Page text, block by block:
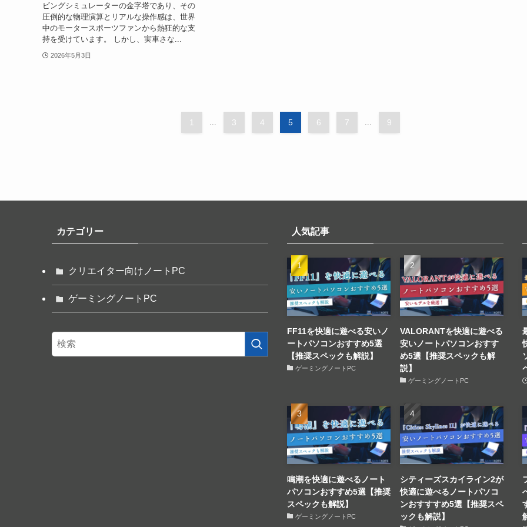
ビングシミュレーターの金字塔であり、その
圧倒的な物理演算とリアルな操作感は、世界
中のモータースポーツファンから熱狂的な支
持を受けています。 しかし、実車さな...
2026年5月3日
1 3 4 5 6 7 9
カテゴリー
クリエイター向けノートPC
ゲーミングノートPC
人気記事
FF11を快適に遊べる安いノ
ートパソコンおすすめ5選
【推奨スペックも解説】
ゲーミングノートPC
VALORANTを快適に遊べる
安いノートパソコンおすす
め5選【推奨スペックも解
説】
ゲーミングノートPC
鳴潮を快適に遊べるノート
パソコンおすすめ5選【推奨
スペックも解説】
ゲーミングノートPC
シティーズスカイライン2が
快適に遊べるノートパソコ
ンおすすすめ5選【推奨スペ
ックも解説】